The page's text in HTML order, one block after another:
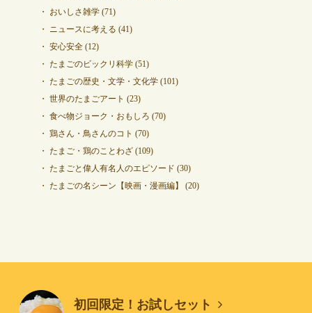
おいしさ雑学(71)
ニュースに考える (41)
安心安全(12)
たまごのビックリ科学(51)
たまごの歴史・文学・文化学(101)
世界のたまごアート (23)
食べ物ジョーク・おもしろ (70)
鶏さん・鳥さんのコト (70)
たまご・鶏のことわざ(109)
たまごと偉人有名人のエピソード (30)
たまごの名シーン【映画・漫画編】
(20)
初回限定！お試しセット